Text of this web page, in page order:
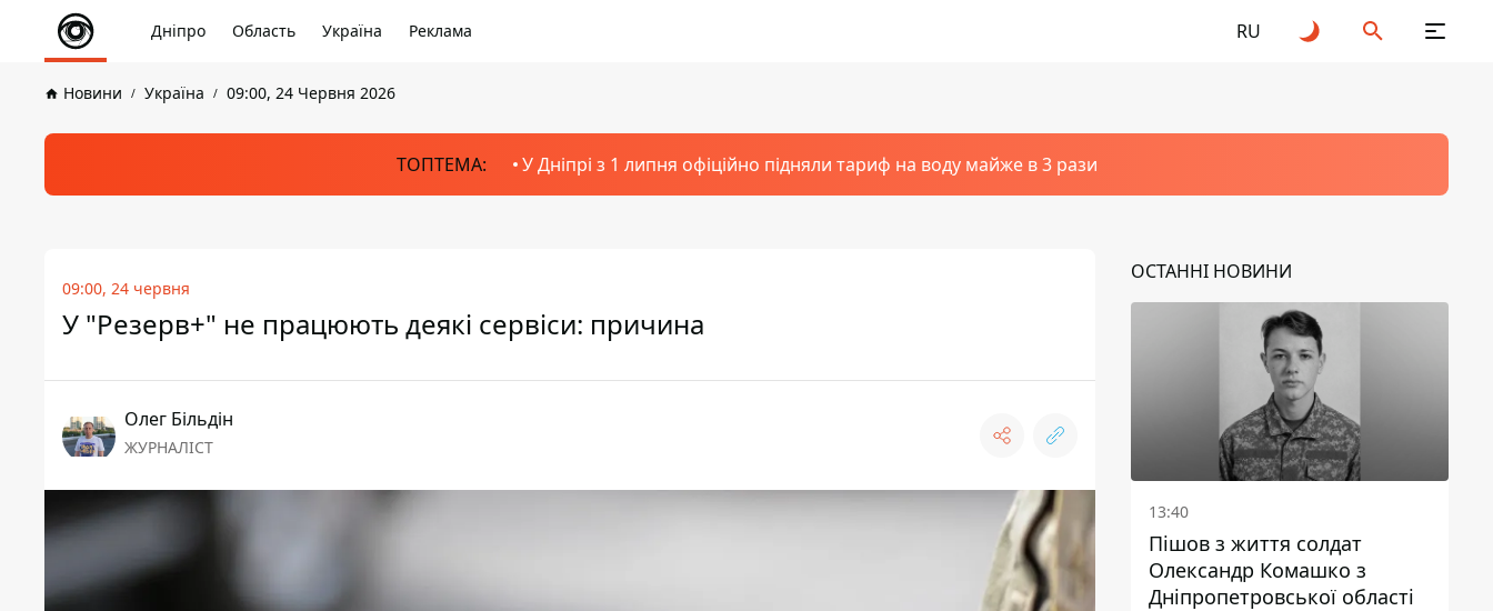
Дніпро Область Україна Реклама RU
Новини Україна 09:00, 24 Червня 2026
ТОПТЕМА: У Дніпрі з 1 липня офіційно підняли тариф на воду майже в 3 рази
09:00, 24 червня
У "Резерв+" не працюють деякі сервіси: причина
Олег Більдін
ЖУРНАЛІСТ
ОСТАННІ НОВИНИ
13:40
Пішов з життя солдат
Олександр Комашко з
Дніпропетровської області